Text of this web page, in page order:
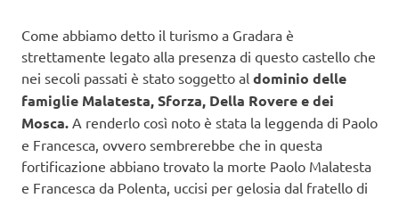
Come abbiamo detto il turismo a Gradara è
strettamente legato alla presenza di questo castello che
nei secoli passati è stato soggetto al dominio delle
famiglie Malatesta, Sforza, Della Rovere e dei
Mosca. A renderlo così noto è stata la leggenda di Paolo
e Francesca, ovvero sembrerebbe che in questa
fortificazione abbiano trovato la morte Paolo Malatesta
e Francesca da Polenta, uccisi per gelosia dal fratello di